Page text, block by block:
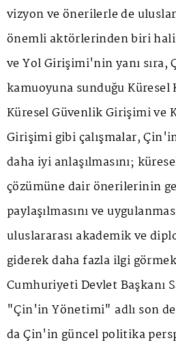
vizyon ve önerilerle de
önemli aktörlerinden biri
ve Yol Girişimi'nin yanı sıra,
kamuoyuna sunduğu Küresel
Küresel Güvenlik Girişimi ve
Girişimi gibi çalışmalar,
daha iyi anlaşılmasını;
çözümüne dair önerilerinin
paylaşılmasını ve
uluslararası akademik ve
giderek daha fazla ilgi
Cumhuriyeti Devlet Başkanı
"Çin'in Yönetimi" adlı son
da Çin'in güncel politika